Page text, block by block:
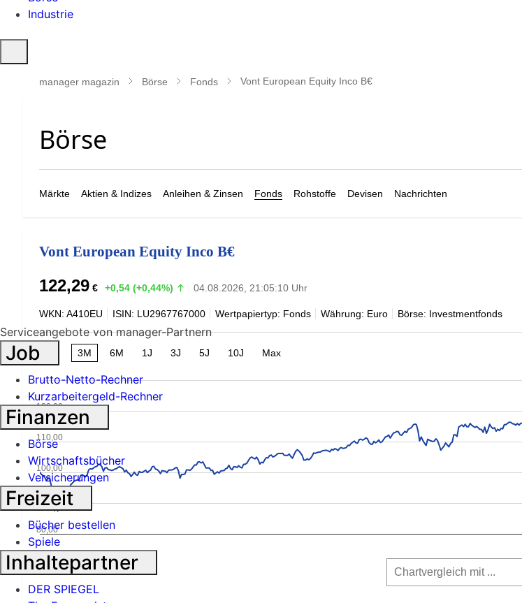
Industrie
öffnen
manager magazin Börse Fonds Vont European Equity Inco B€
Märkte Aktien & Indizes Anleihen & Zinsen Fonds Rohstoffe Devisen Nachrichten
Vont European Equity Inco B€
122,29 € +0,54 (+0,44%) 04.08.2026, 21:05:10 Uhr
WKN: A410EU ISIN: LU2967767000 Wertpapiertyp: Fonds Währung: Euro Börse: Investmentfonds
3M 6M 1J 3J 5J 10J Max
80,00
90,00
100,00
110,00
120,00
Serviceangebote von manager-Partnern
Job
Brutto-Netto-Rechner
Kurzarbeitergeld-Rechner
Finanzen
Börse
Wirtschaftsbücher
Versicherungen
Freizeit
Bücher bestellen
Spiele
Inhaltepartner
DER SPIEGEL